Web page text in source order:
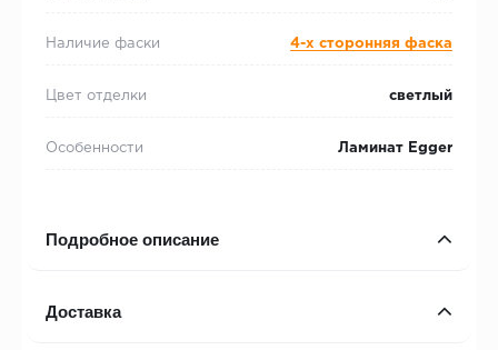
Наличие фаски 4-х сторонняя фаска
Цвет отделки светлый
Особенности Ламинат Egger
Подробное описание
Доставка